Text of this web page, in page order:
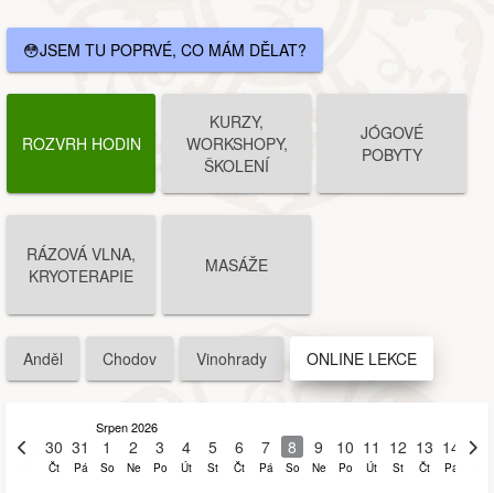
😳JSEM TU POPRVÉ, CO MÁM DĚLAT?
ROZVRH HODIN
KURZY,
WORKSHOPY,
ŠKOLENÍ
JÓGOVÉ
POBYTY
RÁZOVÁ VLNA,
KRYOTERAPIE
MASÁŽE
Anděl Chodov Vinohrady ONLINE LEKCE
29 30
Čt
31
Pá
1
So
Srpen 2026
2
Ne
3
Po
4
Út
5
St
6
Čt
7
Pá
8
So
9
Ne
10
Po
11
Út
12
St
13
Čt
14
Pá
15